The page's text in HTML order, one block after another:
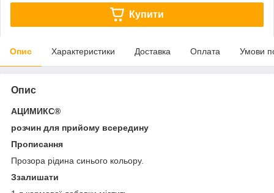
Купити
Опис Характеристики Доставка Оплата Умови
Опис
АЦИМИКС®
розчин для прийому всередину
Прописання
Прозора рідина синього кольору.
Ззалишати